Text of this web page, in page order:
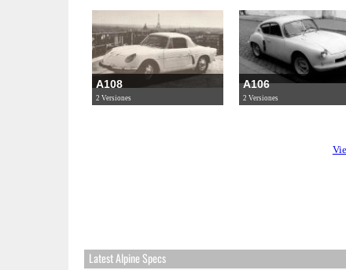
A108
2 Versiones
A106
2 Versiones
Latest Alpine Specs